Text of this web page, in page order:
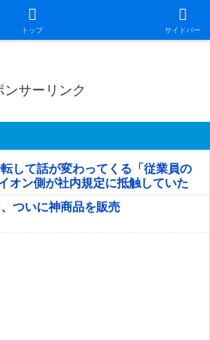
トップ サイドバー
録
ンサーリンク
して話が変わってくる「従業員の
オン側が社内規定に抵触していた
ついに神商品を販売